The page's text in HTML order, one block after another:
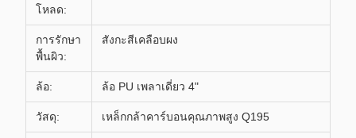
โหลด:
การรักษา
พื้นผิว:
สังกะสีเคลือบผง
ล้อ: ล้อ PU เพลาเดี่ยว 4"
วัสดุ: เหล็กกล้าคาร์บอนคุณภาพสูง Q195